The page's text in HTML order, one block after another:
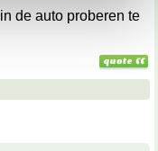
de auto proberen te